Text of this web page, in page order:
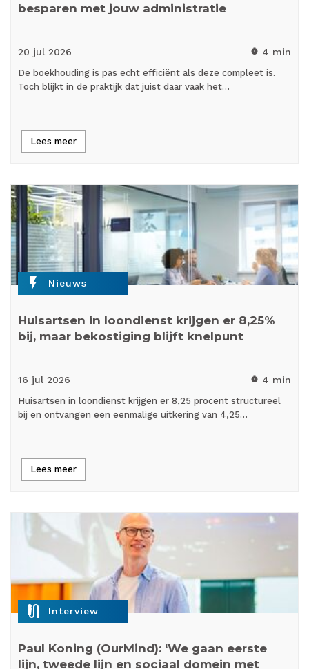
besparen met jouw administratie
20 jul 2026 timer 4 min
De boekhouding is pas echt efficiënt als deze compleet is.
Toch blijkt in de praktijk dat juist daar vaak het…
Lees meer
flash_on Nieuws
Huisartsen in loondienst krijgen er 8,25%
bij, maar bekostiging blijft knelpunt
16 jul 2026 timer 4 min
Huisartsen in loondienst krijgen er 8,25 procent structureel
bij en ontvangen een eenmalige uitkering van 4,25…
Lees meer
mic_external_on Interview
Paul Koning (OurMind): ‘We gaan eerste
lijn, tweede lijn en sociaal domein met